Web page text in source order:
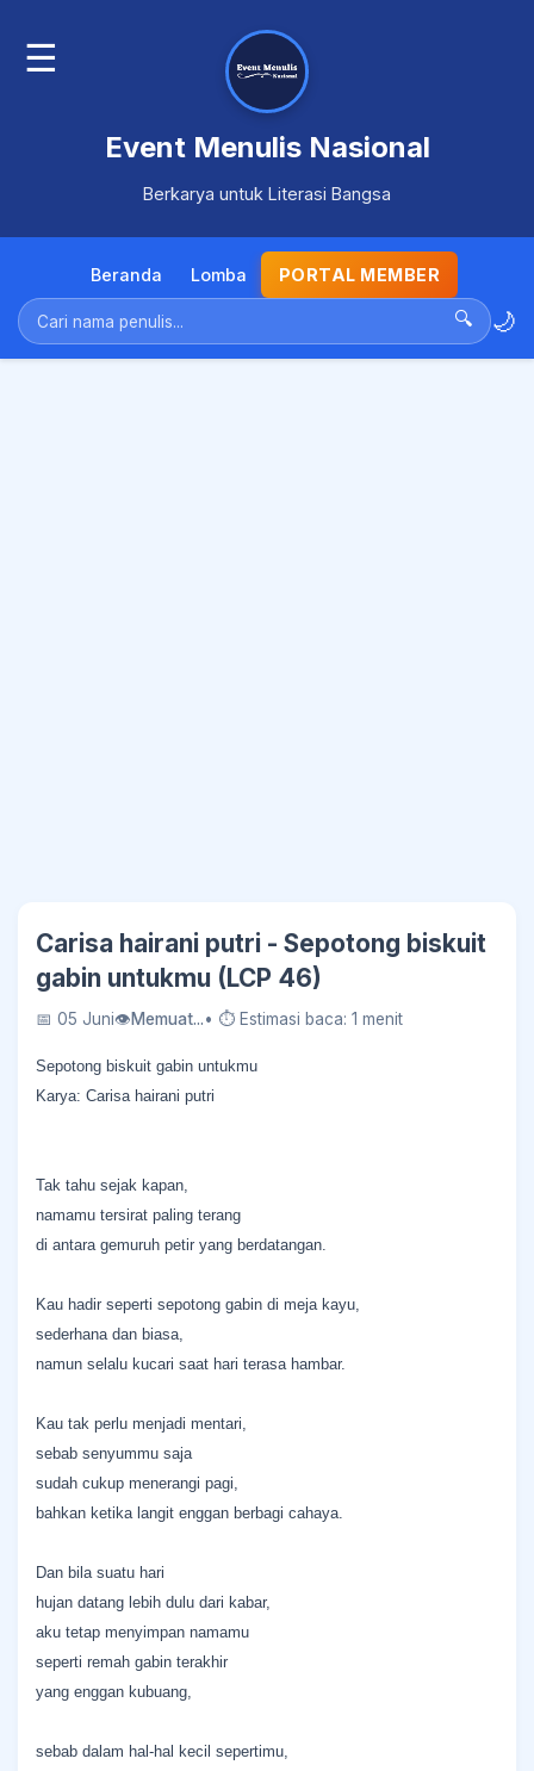
☰
Event Menulis Nasional
Berkarya untuk Literasi Bangsa
Beranda Lomba PORTAL MEMBER
🔍 🌙
Carisa hairani putri - Sepotong biskuit
gabin untukmu (LCP 46)
📅 05 Juni👁Memuat...• ⏱ Estimasi baca: 1 menit
Sepotong biskuit gabin untukmu
Karya: Carisa hairani putri
Tak tahu sejak kapan,
namamu tersirat paling terang
di antara gemuruh petir yang berdatangan.
Kau hadir seperti sepotong gabin di meja kayu,
sederhana dan biasa,
namun selalu kucari saat hari terasa hambar.
Kau tak perlu menjadi mentari,
sebab senyummu saja
sudah cukup menerangi pagi,
bahkan ketika langit enggan berbagi cahaya.
Dan bila suatu hari
hujan datang lebih dulu dari kabar,
aku tetap menyimpan namamu
seperti remah gabin terakhir
yang enggan kubuang,
sebab dalam hal-hal kecil sepertimu,